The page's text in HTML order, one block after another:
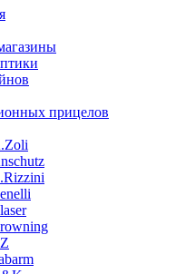
прицелов